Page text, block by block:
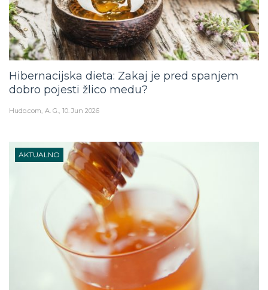
Hibernacijska dieta: Zakaj je pred spanjem
dobro pojesti žlico medu?
Hudo.com A. G. 10. Jun 2026
AKTUALNO